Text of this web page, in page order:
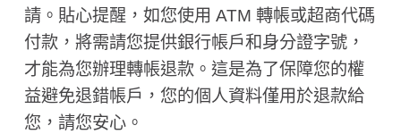
請。貼心提醒，如您使用 ATM 轉帳或超商代碼
付款，將需請您提供銀行帳戶和身分證字號，
才能為您辦理轉帳退款。這是為了保障您的權
益避免退錯帳戶，您的個人資料僅用於退款給
您，請您安心。